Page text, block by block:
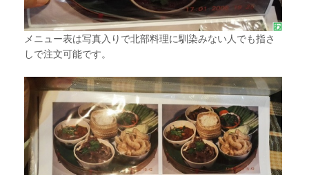
メニュー表は写真入りで北部料理に馴染みない人でも指さ
しで注文可能です。